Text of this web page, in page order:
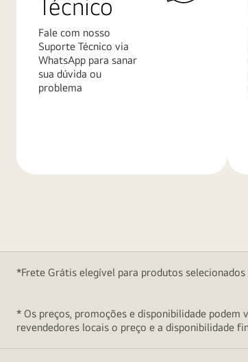
Técnico
Fale com nosso
Suporte Técnico via
WhatsApp para sanar
sua dúvida ou
problema
*Frete Grátis elegível para produtos
* Os preços, promoções e disponibilidade
revendedores locais o preço e a disponibilidade